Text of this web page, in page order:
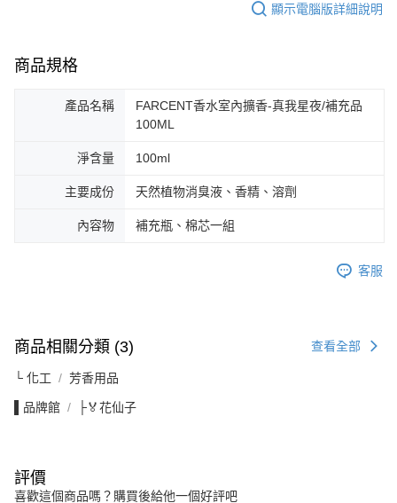
顯示電腦版詳細說明
商品規格
產品名稱
FARCENT香水室內擴香-真我星夜/補充品
100ML
淨含量 100ml
主要成份 天然植物消臭液、香精、溶劑
內容物 補充瓶、棉芯一組
客服
商品相關分類 (3) 查看全部
└ 化工 芳香用品
▌品牌館 ├🏅花仙子
評價
喜歡這個商品嗎？購買後給他一個好評吧